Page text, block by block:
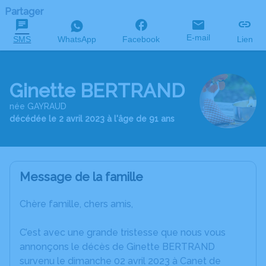
Partager
SMS WhatsApp Facebook E-mail Lien
Ginette BERTRAND
née GAYRAUD
décédée le 2 avril 2023 à l'âge de 91 ans
Message de la famille
Chère famille, chers amis,
C’est avec une grande tristesse que nous vous
annonçons le décès de Ginette BERTRAND
survenu le dimanche 02 avril 2023 à Canet de